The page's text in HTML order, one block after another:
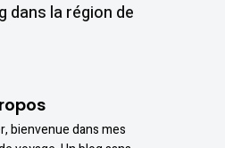
dans la région de
bienvenue dans mes